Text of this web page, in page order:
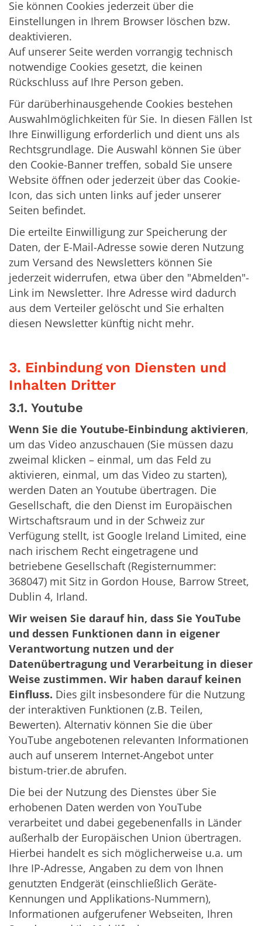
Sie können Cookies jederzeit über die
Einstellungen in Ihrem Browser löschen bzw.
deaktivieren.
Auf unserer Seite werden vorrangig technisch
notwendige Cookies gesetzt, die keinen
Rückschluss auf Ihre Person geben.
Für darüberhinausgehende Cookies bestehen
Auswahlmöglichkeiten für Sie. In diesen Fällen Ist
Ihre Einwilligung erforderlich und dient uns als
Rechtsgrundlage. Die Auswahl können Sie über
den Cookie-Banner treffen, sobald Sie unsere
Website öffnen oder jederzeit über das Cookie-
Icon, das sich unten links auf jeder unserer
Seiten befindet.
Die erteilte Einwilligung zur Speicherung der
Daten, der E-Mail-Adresse sowie deren Nutzung
zum Versand des Newsletters können Sie
jederzeit widerrufen, etwa über den "Abmelden"-
Link im Newsletter. Ihre Adresse wird dadurch
aus dem Verteiler gelöscht und Sie erhalten
diesen Newsletter künftig nicht mehr.
3. Einbindung von Diensten und
Inhalten Dritter
3.1. Youtube
Wenn Sie die Youtube-Einbindung aktivieren,
um das Video anzuschauen (Sie müssen dazu
zweimal klicken – einmal, um das Feld zu
aktivieren, einmal, um das Video zu starten),
werden Daten an Youtube übertragen. Die
Gesellschaft, die den Dienst im Europäischen
Wirtschaftsraum und in der Schweiz zur
Verfügung stellt, ist Google Ireland Limited, eine
nach irischem Recht eingetragene und
betriebene Gesellschaft (Registernummer:
368047) mit Sitz in Gordon House, Barrow Street,
Dublin 4, Irland.
Wir weisen Sie darauf hin, dass Sie YouTube
und dessen Funktionen dann in eigener
Verantwortung nutzen und der
Datenübertragung und Verarbeitung in dieser
Weise zustimmen. Wir haben darauf keinen
Einfluss. Dies gilt insbesondere für die Nutzung
der interaktiven Funktionen (z.B. Teilen,
Bewerten). Alternativ können Sie die über
YouTube angebotenen relevanten Informationen
auch auf unserem Internet-Angebot unter
bistum-trier.de abrufen.
Die bei der Nutzung des Dienstes über Sie
erhobenen Daten werden von YouTube
verarbeitet und dabei gegebenenfalls in Länder
außerhalb der Europäischen Union übertragen.
Hierbei handelt es sich möglicherweise u.a. um
Ihre IP-Adresse, Angaben zu dem von Ihnen
genutzten Endgerät (einschließlich Geräte-
Kennungen und Applikations-Nummern),
Informationen aufgerufener Webseiten, Ihren